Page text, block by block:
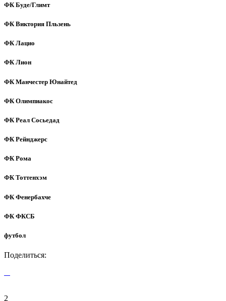
ФК Буде/Глимт
ФК Виктория Пльзень
ФК Лацио
ФК Лион
ФК Манчестер Юнайтед
ФК Олимпиакос
ФК Реал Сосьедад
ФК Рейнджерс
ФК Рома
ФК Тоттенхэм
ФК Фенербахче
ФК ФКСБ
футбол
Поделиться:
2